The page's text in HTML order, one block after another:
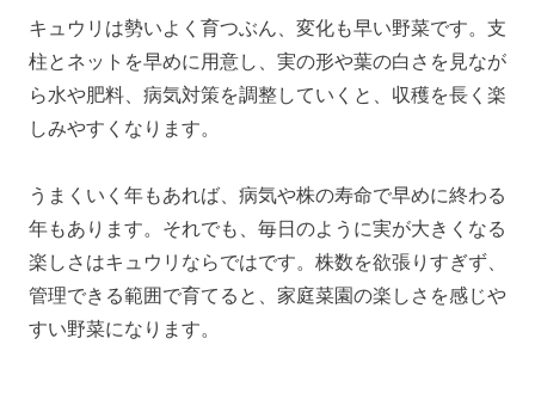
キュウリは勢いよく育つぶん、変化も早い野菜です。支
柱とネットを早めに用意し、実の形や葉の白さを見なが
ら水や肥料、病気対策を調整していくと、収穫を長く楽
しみやすくなります。
うまくいく年もあれば、病気や株の寿命で早めに終わる
年もあります。それでも、毎日のように実が大きくなる
楽しさはキュウリならではです。株数を欲張りすぎず、
管理できる範囲で育てると、家庭菜園の楽しさを感じや
すい野菜になります。